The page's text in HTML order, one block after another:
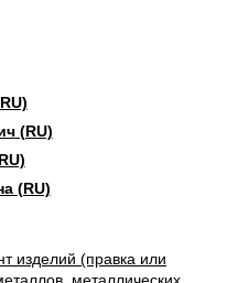
(RU)
(RU)
изделий (правка или